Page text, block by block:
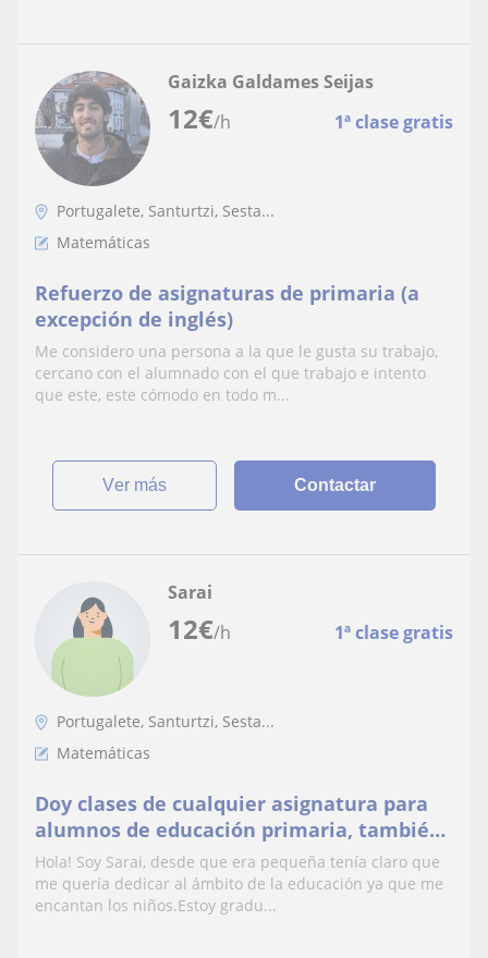
12€/h 1ª clase gratis
Gaizka Galdames Seijas
Portugalete, Santurtzi, Sesta...
Matemáticas
Refuerzo de asignaturas de primaria (a
excepción de inglés)
Me considero una persona a la que le gusta su trabajo,
cercano con el alumnado con el que trabajo e intento
que este, este cómodo en todo m...
ver más Contactar
12€/h 1ª clase gratis
Sarai
Portugalete, Santurtzi, Sesta...
Matemáticas
Doy clases de cualquier asignatura para
alumnos de educación primaria, también
puedo hacer de niñera y recogerlos del
colegio, llevar a extraescolares…
Hola! Soy Sarai, desde que era pequeña tenía claro que
me quería dedicar al ámbito de la educación ya que me
encantan los niños.Estoy gradu...